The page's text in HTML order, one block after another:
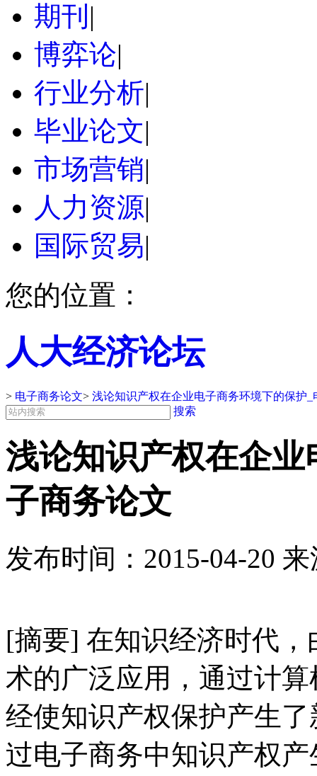
期刊 |
博弈论|
行业分析|
毕业论文|
市场营销|
人力资源|
国际贸易|
您的位置：
人大经济论坛
> 电子商务论文> 浅论知识产权在企业电子商务环境下的保护_
搜索
浅论知识产权在企
子商务论文
发布时间： 2015-04-20 来
[摘要] 在知识经济时代
术的广泛应用，通过计
经使知识产权保护产生
过电子商务中知识产权